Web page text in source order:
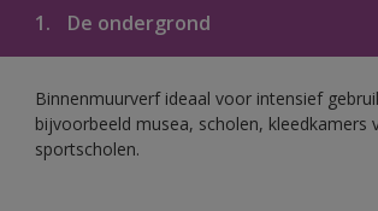
1. De ondergrond
Binnenmuurverf ideaal voor intensief
bijvoorbeeld musea, scholen, kleedkamers
sportscholen.